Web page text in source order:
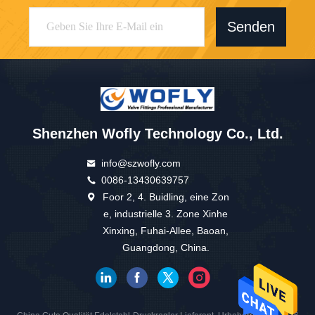
Senden
Shenzhen Wofly Technology Co., Ltd.
info@szwofly.com
0086-13430639757
Foor 2, 4. Buidling, eine Zon
e, industrielle 3. Zone Xinhe
Xinxing, Fuhai-Allee, Baoan,
Guangdong, China.